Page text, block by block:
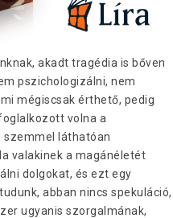
akadt tragédia is bőven
pszichologizálni, nem
mégiscsak érthető, pedig
volna a
szemmel láthatóan
valakinek a magánéletét
dolgokat, és ezt egy
abban nincs spekuláció,
ugyanis szorgalmának,